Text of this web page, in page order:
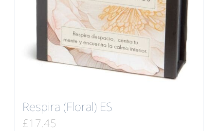
Respira (Floral) ES
£17.45